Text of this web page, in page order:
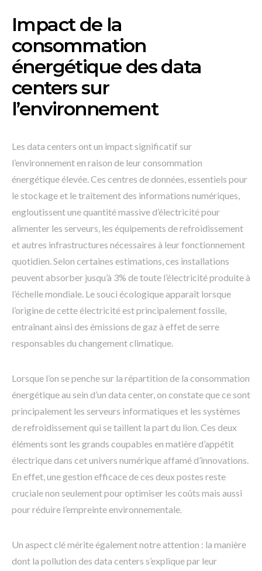
Impact de la
consommation
énergétique des data
centers sur
l’environnement
Les data centers ont un impact significatif sur
l’environnement en raison de leur consommation
énergétique élevée. Ces centres de données, essentiels pour
le stockage et le traitement des informations numériques,
engloutissent une quantité massive d’électricité pour
alimenter les serveurs, les équipements de refroidissement
et autres infrastructures nécessaires à leur fonctionnement
quotidien. Selon certaines estimations, ces installations
peuvent absorber jusqu’à 3% de toute l’électricité produite à
l’échelle mondiale. Le souci écologique apparaît lorsque
l’origine de cette électricité est principalement fossile,
entraînant ainsi des émissions de gaz à effet de serre
responsables du changement climatique.
Lorsque l’on se penche sur la répartition de la consommation
énergétique au sein d’un data center, on constate que ce sont
principalement les serveurs informatiques et les systèmes
de refroidissement qui se taillent la part du lion. Ces deux
éléments sont les grands coupables en matière d’appétit
électrique dans cet univers numérique affamé d’innovations.
En effet, une gestion efficace de ces deux postes reste
cruciale non seulement pour optimiser les coûts mais aussi
pour réduire l’empreinte environnementale.
Un aspect clé mérite également notre attention : la manière
dont la pollution des data centers s’explique par leur